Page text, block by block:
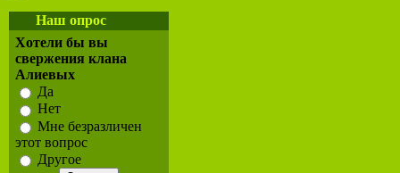
Наш опрос
Хотели бы вы
свержения клана
Алиевых
Да
Нет
Мне безразличен
этот вопрос
Другое